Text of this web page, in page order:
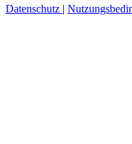
Datenschutz |